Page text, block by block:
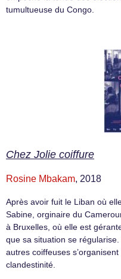
tumultueuse du Congo.
Chez Jolie coiffure
Rosine Mbakam, 2018
Après avoir fuit le Liban où
Sabine, orginaire du
à Bruxelles, où elle est
que sa situation se
autres coiffeuses
clandestinité.